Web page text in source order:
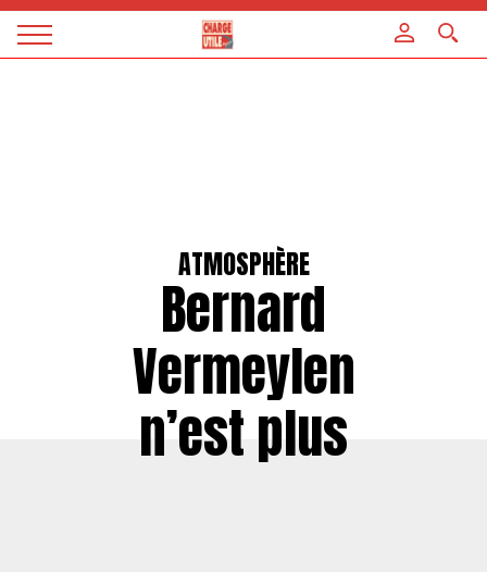
Magazine
ATMOSPHÈRE
Bernard
Vermeylen
n’est plus
Panneau de gestion des cookies